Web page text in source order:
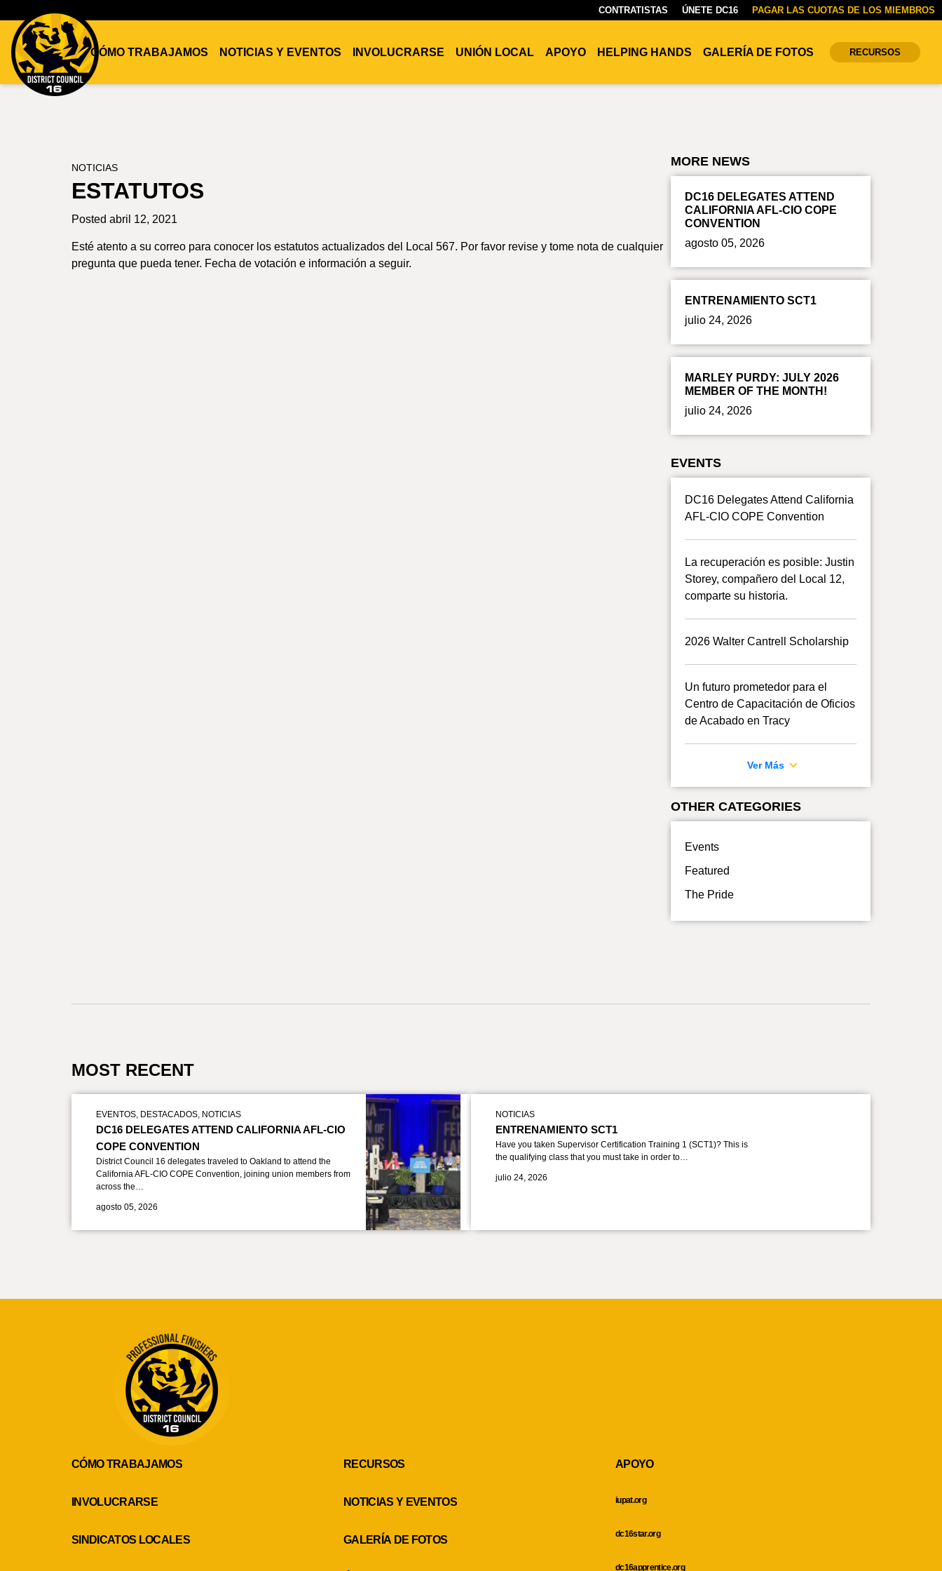
CONTRATISTAS ÚNETE DC16 PAGAR LAS CUOTAS DE LOS MIEMBROS
CÓMO TRABAJAMOS NOTICIAS Y EVENTOS INVOLUCRARSE UNIÓN LOCAL APOYO HELPING HANDS GALERÍA DE FOTOS RECURSOS
NOTICIAS
ESTATUTOS
Posted abril 12, 2021
Esté atento a su correo para conocer los estatutos actualizados del Local 567. Por favor revise y tome nota de cualquier
pregunta que pueda tener. Fecha de votación e información a seguir.
MORE NEWS
DC16 DELEGATES ATTEND
CALIFORNIA AFL-CIO COPE
CONVENTION
agosto 05, 2026
ENTRENAMIENTO SCT1
julio 24, 2026
MARLEY PURDY: JULY 2026
MEMBER OF THE MONTH!
julio 24, 2026
EVENTS
DC16 Delegates Attend California
AFL-CIO COPE Convention
La recuperación es posible: Justin
Storey, compañero del Local 12,
comparte su historia.
2026 Walter Cantrell Scholarship
Un futuro prometedor para el
Centro de Capacitación de Oficios
de Acabado en Tracy
Ver Más
OTHER CATEGORIES
Events
Featured
The Pride
MOST RECENT
EVENTOS, DESTACADOS, NOTICIAS
DC16 DELEGATES ATTEND CALIFORNIA AFL-CIO
COPE CONVENTION
District Council 16 delegates traveled to Oakland to attend the
California AFL-CIO COPE Convention, joining union members from
across the…
agosto 05, 2026
NOTICIAS
ENTRENAMIENTO SCT1
Have you taken Supervisor Certification Training 1 (SCT1)? This is
the qualifying class that you must take in order to…
julio 24, 2026
CÓMO TRABAJAMOS
INVOLUCRARSE
SINDICATOS LOCALES
RECURSOS
NOTICIAS Y EVENTOS
GALERÍA DE FOTOS
APOYO
iupat.org
dc16star.org
dc16apprentice.org